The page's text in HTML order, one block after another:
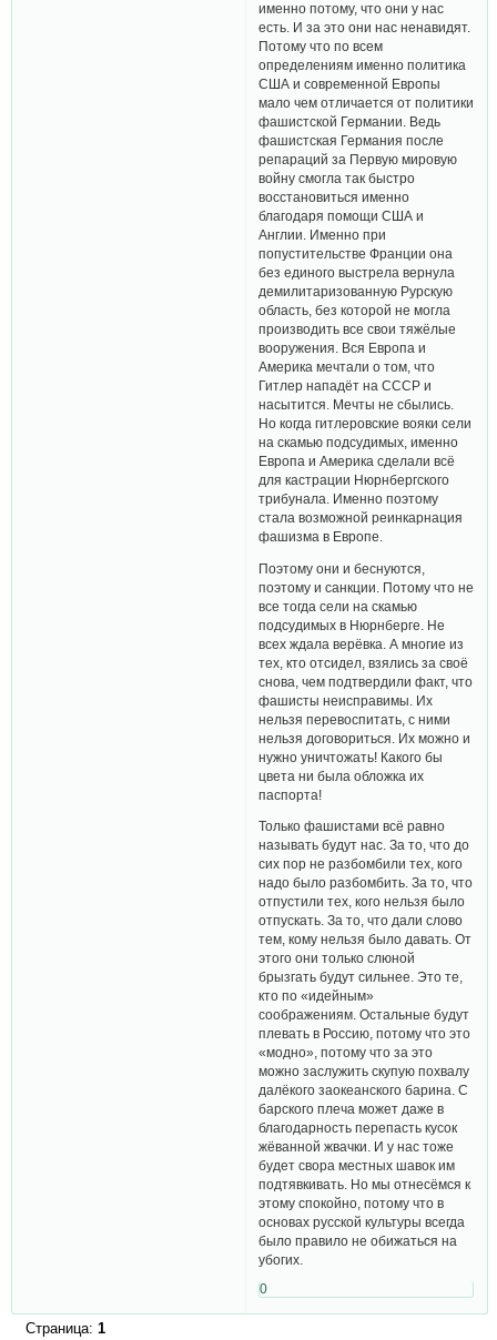
именно потому, что они у нас
есть. И за это они нас ненавидят.
Потому что по всем
определениям именно политика
США и современной Европы
мало чем отличается от политики
фашистской Германии. Ведь
фашистская Германия после
репараций за Первую мировую
войну смогла так быстро
восстановиться именно
благодаря помощи США и
Англии. Именно при
попустительстве Франции она
без единого выстрела вернула
демилитаризованную Рурскую
область, без которой не могла
производить все свои тяжёлые
вооружения. Вся Европа и
Америка мечтали о том, что
Гитлер нападёт на СССР и
насытится. Мечты не сбылись.
Но когда гитлеровские вояки сели
на скамью подсудимых, именно
Европа и Америка сделали всё
для кастрации Нюрнбергского
трибунала. Именно поэтому
стала возможной реинкарнация
фашизма в Европе.
Поэтому они и беснуются,
поэтому и санкции. Потому что не
все тогда сели на скамью
подсудимых в Нюрнберге. Не
всех ждала верёвка. А многие из
тех, кто отсидел, взялись за своё
снова, чем подтвердили факт, что
фашисты неисправимы. Их
нельзя перевоспитать, с ними
нельзя договориться. Их можно и
нужно уничтожать! Какого бы
цвета ни была обложка их
паспорта!
Только фашистами всё равно
называть будут нас. За то, что до
сих пор не разбомбили тех, кого
надо было разбомбить. За то, что
отпустили тех, кого нельзя было
отпускать. За то, что дали слово
тем, кому нельзя было давать. От
этого они только слюной
брызгать будут сильнее. Это те,
кто по «идейным»
соображениям. Остальные будут
плевать в Россию, потому что это
«модно», потому что за это
можно заслужить скупую похвалу
далёкого заокеанского барина. С
барского плеча может даже в
благодарность перепасть кусок
жёванной жвачки. И у нас тоже
будет свора местных шавок им
подтявкивать. Но мы отнесёмся к
этому спокойно, потому что в
основах русской культуры всегда
было правило не обижаться на
убогих.
0
Страница: 1